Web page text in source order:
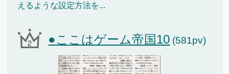
えるような設定方法を...
●ここはゲーム帝国10 (581pv)